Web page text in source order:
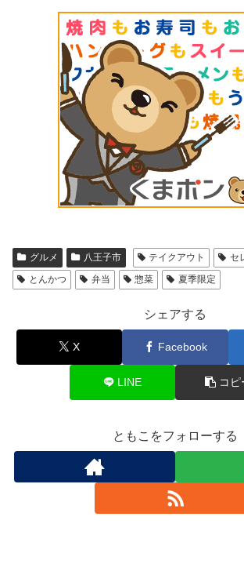
グルメ 八王子市 テイクアウト
セ
とんかつ
弁当 惣菜 夏季限定
シェアする
X Facebook
LINE コピ
ともこをフォローする